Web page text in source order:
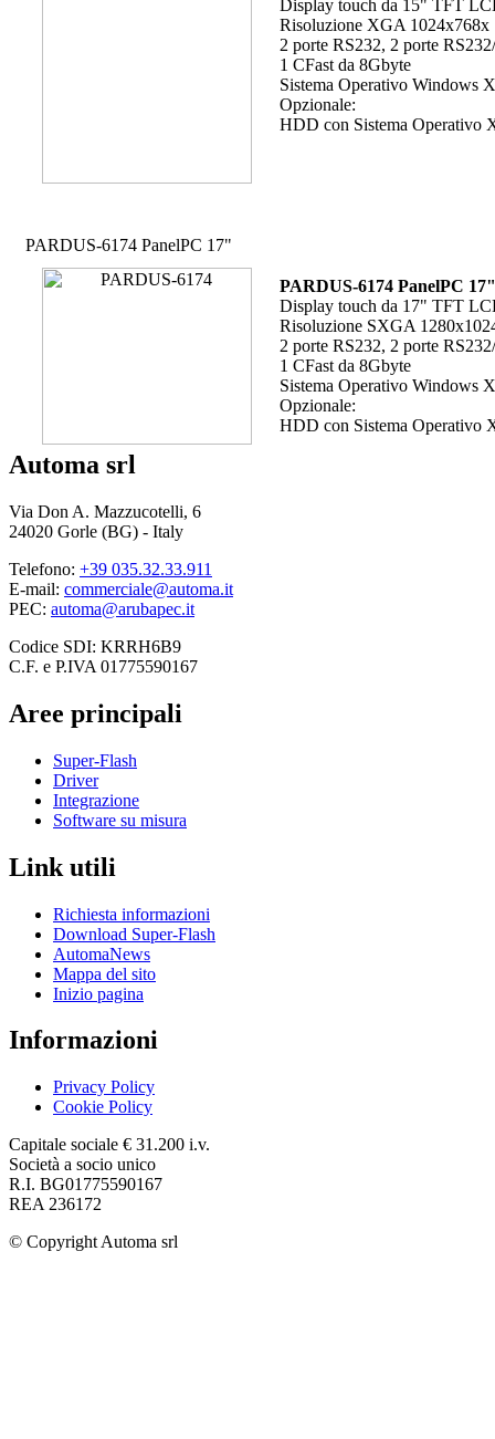
Display touch da 15" TFT
Risoluzione XGA
2 porte RS232, 2 porte
1 CFast da 8Gbyte
Sistema Operativo Windows
Opzionale:
HDD con Sistema Operativo
PARDUS-6174 PanelPC 17"
PARDUS-6174 PanelPC 17"
Display touch da 17" TFT
Risoluzione SXGA
2 porte RS232, 2 porte
1 CFast da 8Gbyte
Sistema Operativo Windows
Opzionale:
HDD con Sistema Operativo
Automa srl
Via Don A. Mazzucotelli, 6
24020 Gorle (BG) - Italy
Telefono: +39 035.32.33.911
E-mail: commerciale@automa.it
PEC: automa@arubapec.it
Codice SDI: KRRH6B9
C.F. e P.IVA 01775590167
Aree principali
Super-Flash
Driver
Integrazione
Software su misura
Link utili
Richiesta informazioni
Download Super-Flash
AutomaNews
Mappa del sito
Inizio pagina
Informazioni
Privacy Policy
Cookie Policy
Capitale sociale € 31.200 i.v.
Società a socio unico
R.I. BG01775590167
REA 236172
© Copyright Automa srl